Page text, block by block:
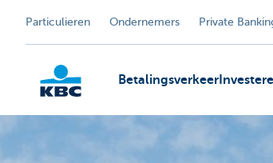
Particulieren Ondernemers Private
Betalingsverkeer